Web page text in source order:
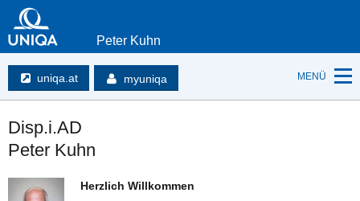
Peter Kuhn
uniqa.at myuniqa MENÜ
Disp.i.AD
Peter Kuhn
Herzlich Willkommen